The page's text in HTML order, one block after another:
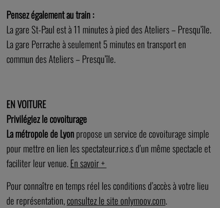
Pensez également au train :
La gare St-Paul est à 11 minutes à pied des Ateliers – Presqu’île.
La gare Perrache à seulement 5 minutes en transport en
commun des Ateliers – Presqu’île.
EN VOITURE
Privilégiez le covoiturage
La métropole de Lyonpropose un service de covoiturage simple
pour mettre en lien les spectateur.rice.s d’un même spectacle et
faciliter leur venue.En savoir +
Pour connaître en temps réel les conditions d’accès à votre lieu
de représentation,consultez le site onlymoov.com.